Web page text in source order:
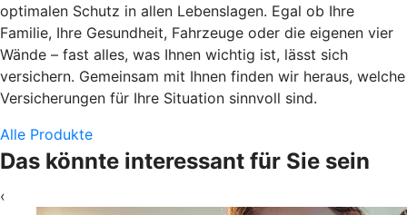
optimalen Schutz in allen Lebenslagen. Egal ob Ihre
Familie, Ihre Gesundheit, Fahrzeuge oder die eigenen vier
Wände – fast alles, was Ihnen wichtig ist, lässt sich
versichern. Gemeinsam mit Ihnen finden wir heraus, welche
Versicherungen für Ihre Situation sinnvoll sind.
Alle Produkte
Das könnte interessant für Sie sein
‹